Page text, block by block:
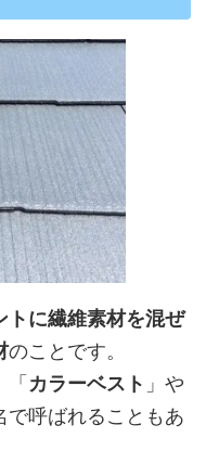
トに繊維素材を混ぜ
のことです。
「カラーベスト 」や
で呼ばれることもあ